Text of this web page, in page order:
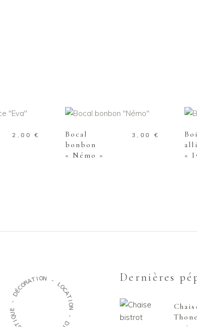
PANIER
2,00€
AJOUTER AU PANIER
Bocal
bonbon
« Némo »
3,00 €
«
D
ÉCORATION -
L
O
CA
T
I
O
N
S
T
I
Q
U
-
Dernières